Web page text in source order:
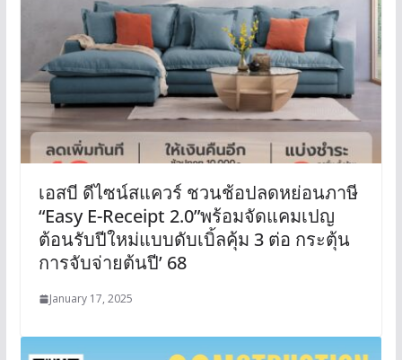
เอสบี ดีไซน์สแควร์ ชวนช้อปลดหย่อนภาษี
“Easy E-Receipt 2.0”พร้อมจัดแคมเปญ
ต้อนรับปีใหม่แบบดับเบิ้ลคุ้ม 3 ต่อ กระตุ้น
การจับจ่ายต้นปี’ 68
January 17, 2025